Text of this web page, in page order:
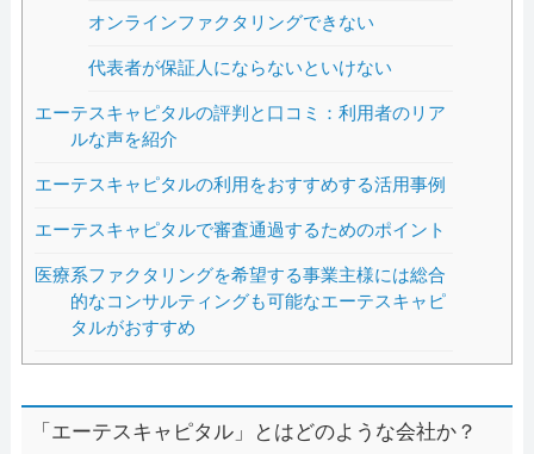
オンラインファクタリングできない
代表者が保証人にならないといけない
エーテスキャピタルの評判と口コミ：利用者のリア
ルな声を紹介
エーテスキャピタルの利用をおすすめする活用事例
エーテスキャピタルで審査通過するためのポイント
医療系ファクタリングを希望する事業主様には総合
的なコンサルティングも可能なエーテスキャピ
タルがおすすめ
「エーテスキャピタル」とはどのような会社か？